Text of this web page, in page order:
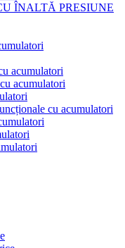
ÎNALTĂ PRESIUNE
acumulatori
acumulatori
cu acumulatori